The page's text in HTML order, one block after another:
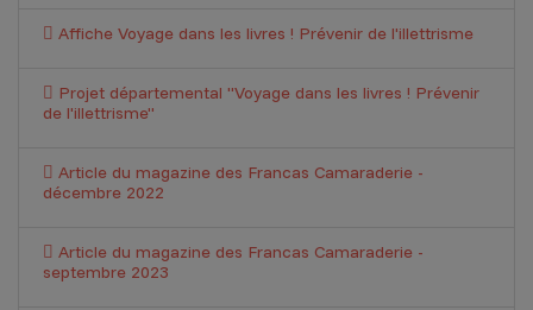
Affiche Voyage dans les livres ! Prévenir de l'illettrisme
Projet départemental "Voyage dans les livres ! Prévenir
de l'illettrisme"
Article du magazine des Francas Camaraderie -
décembre 2022
Article du magazine des Francas Camaraderie -
septembre 2023